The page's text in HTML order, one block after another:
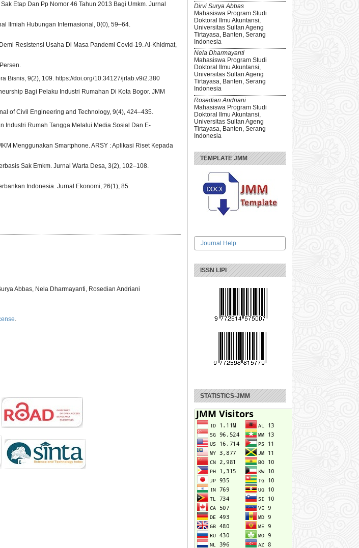
Dirvi Surya Abbas
Mahasiswa Program Studi
Doktoral Ilmu Akuntansi,
Universitas Sultan Ageng
Tirtayasa, Banten, Serang
Indonesia
Nela Dharmayanti
Mahasiswa Program Studi
Doktoral Ilmu Akuntansi,
Universitas Sultan Ageng
Tirtayasa, Banten, Serang
Indonesia
Rosedian Andriani
Mahasiswa Program Studi
Doktoral Ilmu Akuntansi,
Universitas Sultan Ageng
Tirtayasa, Banten, Serang
Indonesia
TEMPLATE JMM
Journal Help
ISSN LIPI
STATISTICS-JMM
Etap Dan Pp Nomor 46 Tahun 2013 Bagi Umkm. Jurnal
Ilmiah Hubungan Internasional, 0(0), 59–64.
Resistensi Usaha Di Masa Pandemi Covid-19. Al-Khidmat,
Bisnis, 9(2), 109. https://doi.org/10.34127/jrlab.v9i2.380
Bagi Pelaku Industri Rumahan Di Kota Bogor. JMM
of Civil Engineering and Technology, 9(4), 424–435.
Industri Rumah Tangga Melalui Media Sosial Dan E-
Menggunakan Smartphone. ARSY : Aplikasi Riset Kepada
Sak Emkm. Jurnal Warta Desa, 3(2), 102–108.
Indonesia. Jurnal Ekonomi, 26(1), 85.
Abbas, Nela Dharmayanti, Rosedian Andriani
.